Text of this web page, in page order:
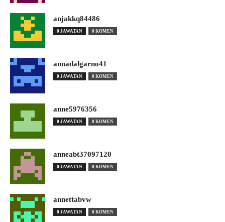
anjakkq84486
0 JAWATAN 0 KOMEN
annadalgarno41
0 JAWATAN 0 KOMEN
anne5976356
0 JAWATAN 0 KOMEN
anneabt37097120
0 JAWATAN 0 KOMEN
annettabvw
0 JAWATAN 0 KOMEN